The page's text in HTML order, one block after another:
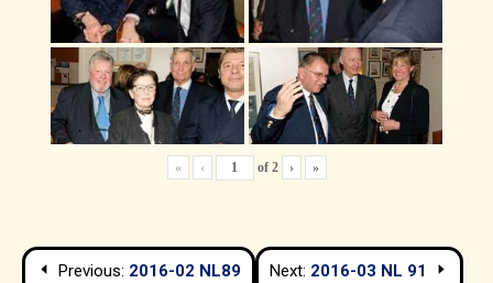
« ‹ of 2 › »
Navigation
Previous: 2016-02 NL89 Next: 2016-03 NL 91